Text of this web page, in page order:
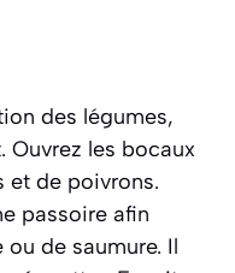
des légumes,
Ouvrez les bocaux
et de poivrons.
passoire afin
ou de saumure. Il